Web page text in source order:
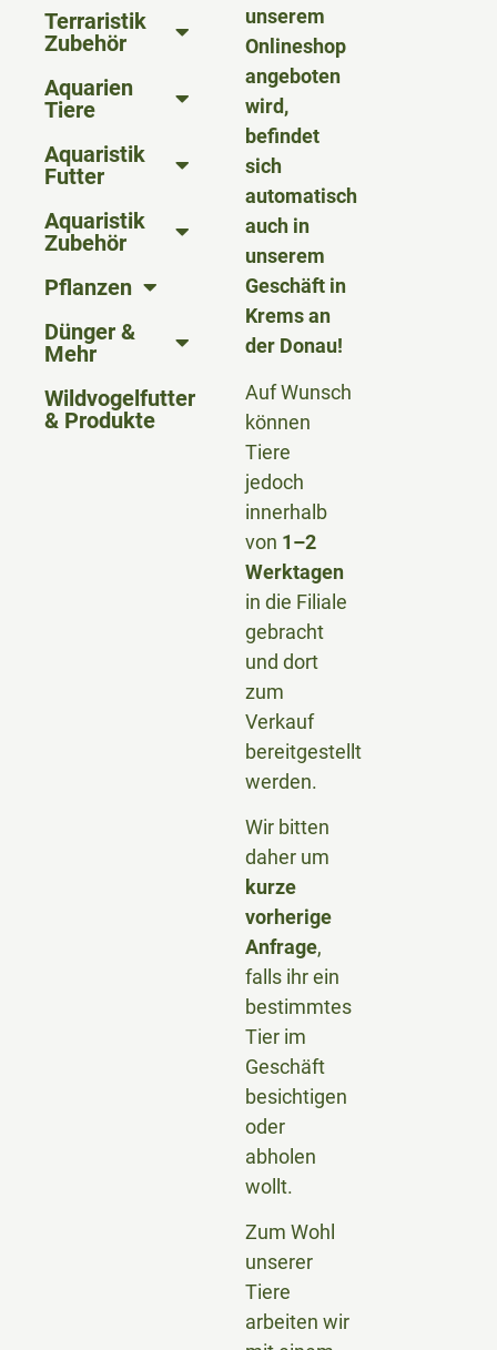
Terraristik
Zubehör
Aquarien
Tiere
Aquaristik
Futter
Aquaristik
Zubehör
Pflanzen
Dünger &
Mehr
Wildvogelfutter
& Produkte
unserem
Onlineshop
angeboten
wird,
befindet
sich
automatisch
auch in
unserem
Geschäft in
Krems an
der Donau!
Auf Wunsch
können
Tiere
jedoch
innerhalb
von 1–2
Werktagen
in die Filiale
gebracht
und dort
zum
Verkauf
bereitgestellt
werden.
Wir bitten
daher um
kurze
vorherige
Anfrage,
falls ihr ein
bestimmtes
Tier im
Geschäft
besichtigen
oder
abholen
wollt.
Zum Wohl
unserer
Tiere
arbeiten wir